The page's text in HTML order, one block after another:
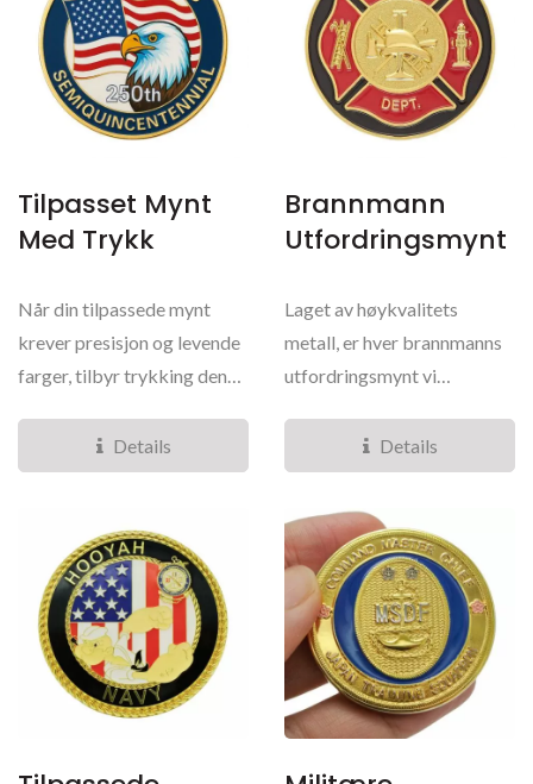
Tilpasset Mynt
Med Trykk
Når din tilpassede mynt
krever presisjon og levende
farger, tilbyr trykking den
Details
Brannmann
Utfordringsmynt
Laget av høykvalitets
metall, er hver brannmanns
utfordringsmynt vi
Details